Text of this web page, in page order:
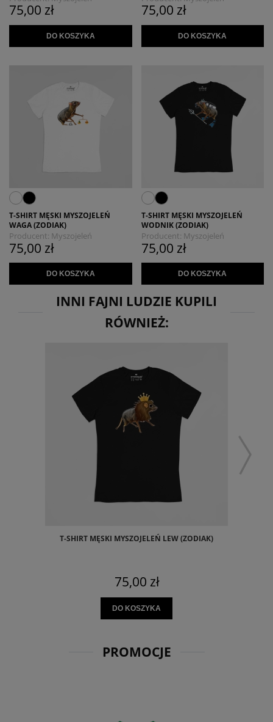
75,00 zł
DO KOSZYKA
75,00 zł
DO KOSZYKA
T-SHIRT MĘSKI MYSZOJELEŃ
WAGA (ZODIAK)
Producent: Myszojeleń
75,00 zł
DO KOSZYKA
T-SHIRT MĘSKI MYSZOJELEŃ
WODNIK (ZODIAK)
Producent: Myszojeleń
75,00 zł
DO KOSZYKA
INNI FAJNI LUDZIE KUPILI
RÓWNIEŻ:
T-SHIRT MĘSKI MYSZOJELEŃ LEW (ZODIAK)
75,00 zł
DO KOSZYKA
PROMOCJE